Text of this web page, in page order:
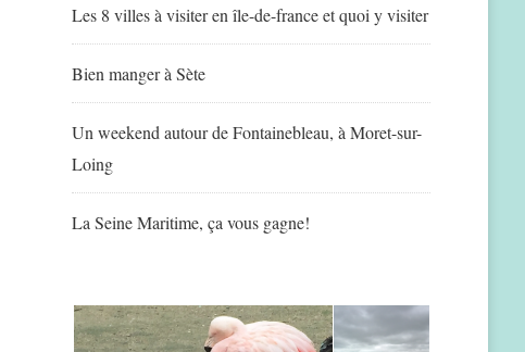
Les 8 villes à visiter en île-de-france et quoi y visiter
Bien manger à Sète
Un weekend autour de Fontainebleau, à Moret-sur-
Loing
La Seine Maritime, ça vous gagne!